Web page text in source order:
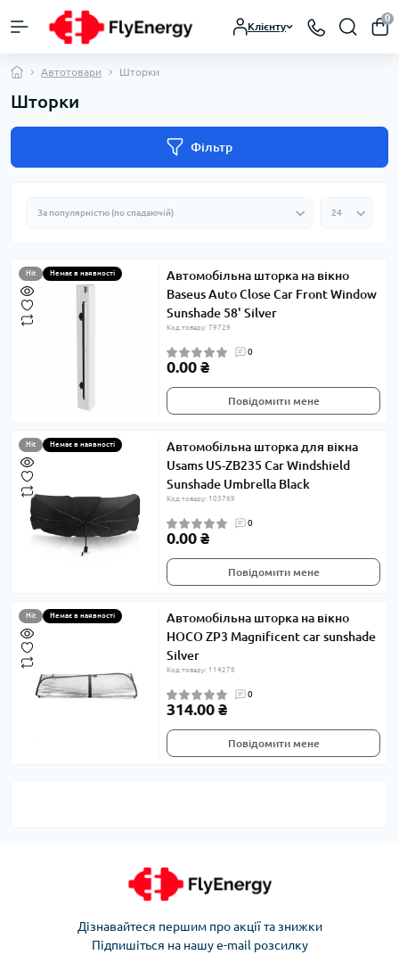
Клієнту
0
Автотовари Шторки
Шторки
Фільтр
Hit Немає в наявності
Автомобільна шторка на вікно
Baseus Auto Close Car Front Window
Sunshade 58' Silver
Код товару: 79729
0
0.00 ₴
Повідомити мене
Hit Немає в наявності
Автомобільна шторка для вікна
Usams US-ZB235 Car Windshield
Sunshade Umbrella Black
Код товару: 103769
0
0.00 ₴
Повідомити мене
Hit Немає в наявності
Автомобільна шторка на вікно
HOCO ZP3 Magnificent car sunshade
Silver
Код товару: 114278
0
314.00 ₴
Повідомити мене
Дізнавайтеся першим про акції та знижки
Підпишіться на нашу e-mail розсилку